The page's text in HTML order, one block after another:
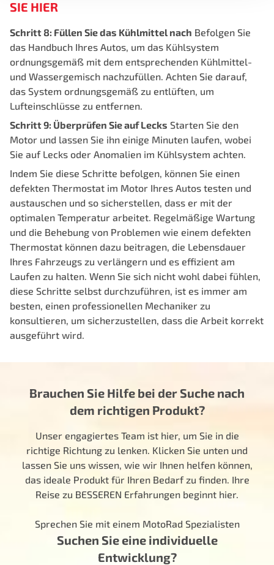
SIE HIER
Schritt 8: Füllen Sie das Kühlmittel nach Befolgen Sie
das Handbuch Ihres Autos, um das Kühlsystem
ordnungsgemäß mit dem entsprechenden Kühlmittel-
und Wassergemisch nachzufüllen. Achten Sie darauf,
das System ordnungsgemäß zu entlüften, um
Lufteinschlüsse zu entfernen.
Schritt 9: Überprüfen Sie auf Lecks Starten Sie den
Motor und lassen Sie ihn einige Minuten laufen, wobei
Sie auf Lecks oder Anomalien im Kühlsystem achten.
Indem Sie diese Schritte befolgen, können Sie einen
defekten Thermostat im Motor Ihres Autos testen und
austauschen und so sicherstellen, dass er mit der
optimalen Temperatur arbeitet. Regelmäßige Wartung
und die Behebung von Problemen wie einem defekten
Thermostat können dazu beitragen, die Lebensdauer
Ihres Fahrzeugs zu verlängern und es effizient am
Laufen zu halten. Wenn Sie sich nicht wohl dabei fühlen,
diese Schritte selbst durchzuführen, ist es immer am
besten, einen professionellen Mechaniker zu
konsultieren, um sicherzustellen, dass die Arbeit korrekt
ausgeführt wird.
Brauchen Sie Hilfe bei der Suche nach
dem richtigen Produkt?
Unser engagiertes Team ist hier, um Sie in die
richtige Richtung zu lenken. Klicken Sie unten und
lassen Sie uns wissen, wie wir Ihnen helfen können,
das ideale Produkt für Ihren Bedarf zu finden. Ihre
Reise zu BESSEREN Erfahrungen beginnt hier.
Sprechen Sie mit einem MotoRad Spezialisten
Suchen Sie eine individuelle
Entwicklung?